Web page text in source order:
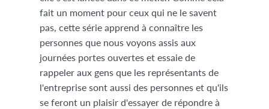
fait un moment pour ceux qui ne le savent
pas, cette série apprend à connaître les
personnes que nous voyons assis aux
journées portes ouvertes et essaie de
rappeler aux gens que les représentants de
l'entreprise sont aussi des personnes et qu'ils
se feront un plaisir d'essayer de répondre à